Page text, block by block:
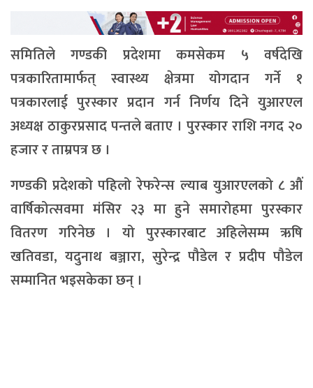
समितिले गण्डकी प्रदेशमा कमसेकम ५ वर्षदेखि
पत्रकारितामार्फत् स्वास्थ्य क्षेत्रमा योगदान गर्ने १
पत्रकारलाई पुरस्कार प्रदान गर्न निर्णय दिने युआरएल
अध्यक्ष ठाकुरप्रसाद पन्तले बताए । पुरस्कार राशि नगद २०
हजार र ताम्रपत्र छ ।
गण्डकी प्रदेशको पहिलो रेफरेन्स ल्याब युआरएलको ८ औं
वार्षिकोत्सवमा मंसिर २३ मा हुने समारोहमा पुरस्कार
वितरण गरिनेछ । यो पुरस्कारबाट अहिलेसम्म ऋषि
खतिवडा, यदुनाथ बञ्जारा, सुरेन्द्र पौडेल र प्रदीप पौडेल
सम्मानित भइसकेका छन् ।